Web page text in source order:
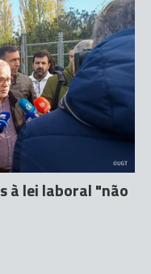
à lei laboral "não